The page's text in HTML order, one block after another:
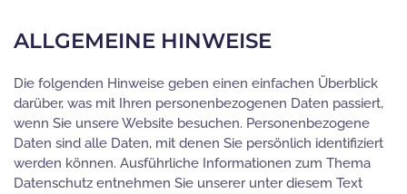
ALLGEMEINE HINWEISE
Die folgenden Hinweise geben einen einfachen Überblick
darüber, was mit Ihren personenbezogenen Daten passiert,
wenn Sie unsere Website besuchen. Personenbezogene
Daten sind alle Daten, mit denen Sie persönlich identifiziert
werden können. Ausführliche Informationen zum Thema
Datenschutz entnehmen Sie unserer unter diesem Text